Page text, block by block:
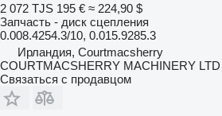
2 072 TJS 195 € ≈ 224,90 $
Запчасть - диск сцепления
0.008.4254.3/10, 0.015.9285.3
Ирландия, Courtmacsherry
COURTMACSHERRY MACHINERY LTD
Связаться с продавцом